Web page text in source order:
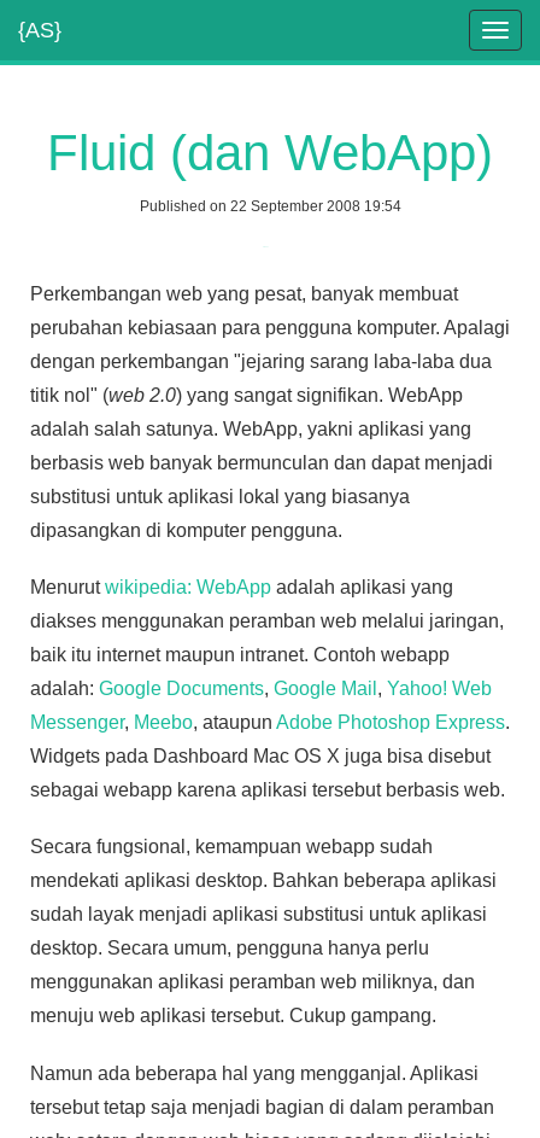
{AS}
Fluid (dan WebApp)
Published on 22 September 2008 19:54
Perkembangan web yang pesat, banyak membuat
perubahan kebiasaan para pengguna komputer. Apalagi
dengan perkembangan "jejaring sarang laba-laba dua
titik nol" (web 2.0) yang sangat signifikan. WebApp
adalah salah satunya. WebApp, yakni aplikasi yang
berbasis web banyak bermunculan dan dapat menjadi
substitusi untuk aplikasi lokal yang biasanya
dipasangkan di komputer pengguna.
Menurutwikipedia: WebApp adalah aplikasi yang
diakses menggunakan peramban web melalui jaringan,
baik itu internet maupun intranet. Contoh webapp
adalah: Google Documents, Google Mail , Yahoo! Web
Messenger, Meebo, ataupun Adobe Photoshop Express.
Widgets pada Dashboard Mac OS X juga bisa disebut
sebagai webapp karena aplikasi tersebut berbasis web.
Secara fungsional, kemampuan webapp sudah
mendekati aplikasi desktop. Bahkan beberapa aplikasi
sudah layak menjadi aplikasi substitusi untuk aplikasi
desktop. Secara umum, pengguna hanya perlu
menggunakan aplikasi peramban web miliknya, dan
menuju web aplikasi tersebut. Cukup gampang.
Namun ada beberapa hal yang mengganjal. Aplikasi
tersebut tetap saja menjadi bagian di dalam peramban